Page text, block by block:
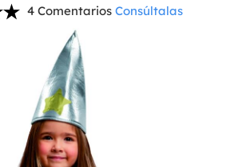
4 Comentarios Consúltalas